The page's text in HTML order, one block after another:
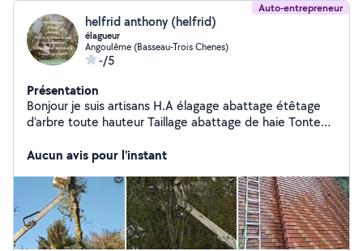
Auto-entrepreneur
helfrid anthony (helfrid)
élagueur
Angoulême (Basseau-Trois Chenes)
-/5
Présentation
Bonjour je suis artisans H.A élagage abattage étêtage
d'arbre toute hauteur Taillage abattage de haie Tonte
végétaux gravât Pose de clôture Je fait aussi Nettoyage
réparation de gouttière Plus petit travaux
Aucun avis pour l'instant